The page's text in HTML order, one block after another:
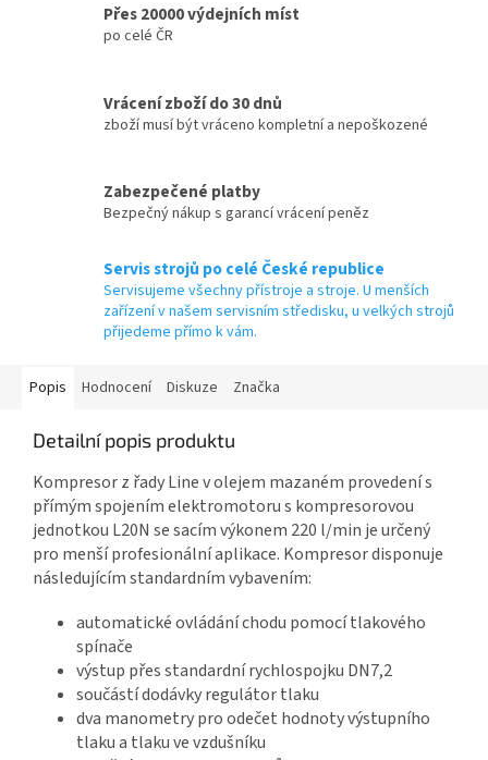
Přes 20000 výdejních míst
po celé ČR
Vrácení zboží do 30 dnů
zboží musí být vráceno kompletní a nepoškozené
Zabezpečené platby
Bezpečný nákup s garancí vrácení peněz
Servis strojů po celé České republice
Servisujeme všechny přístroje a stroje. U menších
zařízení v našem servisním středisku, u velkých strojů
přijedeme přímo k vám.
Popis Hodnocení Diskuze Značka
Detailní popis produktu
Kompresor z řady Line v olejem mazaném provedení s
přímým spojením elektromotoru s kompresorovou
jednotkou L20N se sacím výkonem 220 l/min je určený
pro menší profesionální aplikace. Kompresor disponuje
následujícím standardním vybavením:
automatické ovládání chodu pomocí tlakového
spínače
výstup přes standardní rychlospojku DN7,2
součástí dodávky regulátor tlaku
dva manometry pro odečet hodnoty výstupního
tlaku a tlaku ve vzdušníku